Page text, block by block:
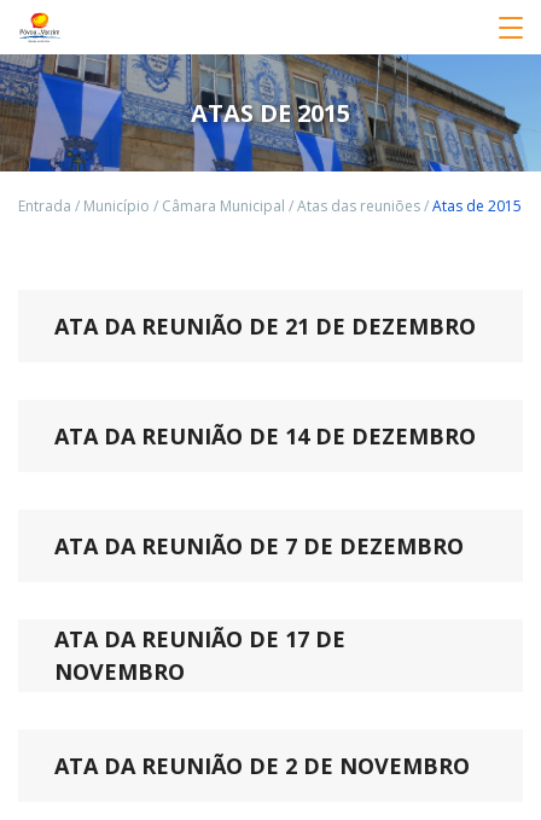
ATAS DE 2015
Entrada / Município / Câmara Municipal /Atas das reuniões/Atas de 2015
ATA DA REUNIÃO DE 21 DE DEZEMBRO
ATA DA REUNIÃO DE 14 DE DEZEMBRO
ATA DA REUNIÃO DE 7 DE DEZEMBRO
ATA DA REUNIÃO DE 17 DE
NOVEMBRO
ATA DA REUNIÃO DE 2 DE NOVEMBRO